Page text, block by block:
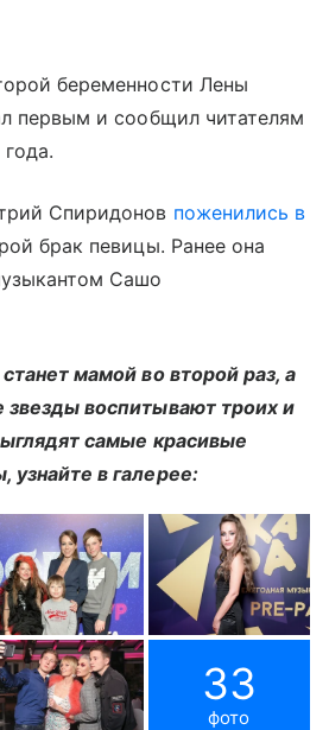
беременности Лены
первым и сообщил читателям
Спиридонов поженились в
брак певицы. Ранее она
Сашо
мамой во второй раз, а
звезды воспитывают троих и
самые красивые
в галерее:
33
фото